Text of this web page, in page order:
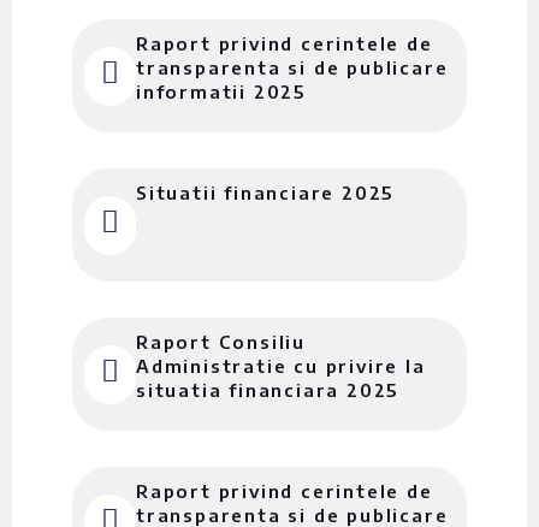
Raport privind cerintele de
transparenta si de publicare
informatii 2025
Situatii financiare 2025
Raport Consiliu
Administratie cu privire la
situatia financiara 2025
Raport privind cerintele de
transparenta si de publicare